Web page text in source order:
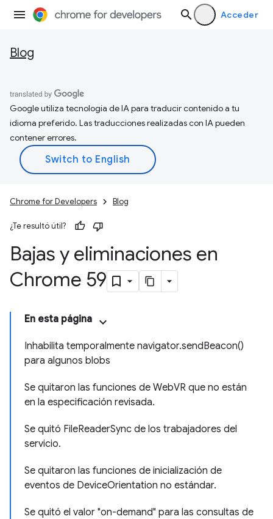
Acceder
Blog
Google utiliza tecnología de IA para traducir contenido a tu
idioma preferido. Las traducciones realizadas con IA pueden
contener errores.
Chrome for Developers Blog
¿Te resultó útil?
Bajas y eliminaciones en
Chrome 59
En esta página
Inhabilita temporalmente navigator.sendBeacon()
para algunos blobs
Se quitaron las funciones de WebVR que no están
en la especificación revisada.
Se quitó FileReaderSync de los trabajadores del
servicio.
Se quitaron las funciones de inicialización de
eventos de DeviceOrientation no estándar.
Se quitó el valor "on-demand" para las consultas de